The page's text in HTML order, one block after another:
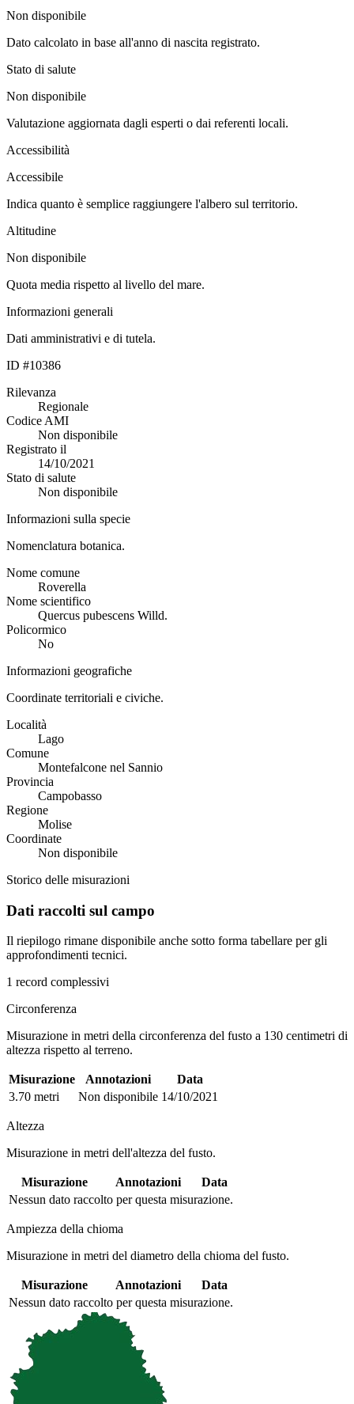
Non disponibile
Dato calcolato in base all'anno di nascita registrato.
Stato di salute
Non disponibile
Valutazione aggiornata dagli esperti o dai referenti locali.
Accessibilità
Accessibile
Indica quanto è semplice raggiungere l'albero sul territorio.
Altitudine
Non disponibile
Quota media rispetto al livello del mare.
Informazioni generali
Dati amministrativi e di tutela.
ID #10386
Rilevanza
Regionale
Codice AMI
Non disponibile
Registrato il
14/10/2021
Stato di salute
Non disponibile
Informazioni sulla specie
Nomenclatura botanica.
Nome comune
Roverella
Nome scientifico
Quercus pubescens Willd.
Policormico
No
Informazioni geografiche
Coordinate territoriali e civiche.
Località
Lago
Comune
Montefalcone nel Sannio
Provincia
Campobasso
Regione
Molise
Coordinate
Non disponibile
Storico delle misurazioni
Dati raccolti sul campo
Il riepilogo rimane disponibile anche sotto forma tabellare per gli
approfondimenti tecnici.
1 record complessivi
Circonferenza
Misurazione in metri della circonferenza del fusto a 130 centimetri di
altezza rispetto al terreno.
Misurazione Annotazioni
Data
3.70 metri
Non disponibile 14/10/2021
Altezza
Misurazione in metri dell'altezza del fusto.
Misurazione Annotazioni
Data
Nessun dato raccolto per questa misurazione.
Ampiezza della chioma
Misurazione in metri del diametro della chioma del fusto.
Misurazione Annotazioni
Data
Nessun dato raccolto per questa misurazione.